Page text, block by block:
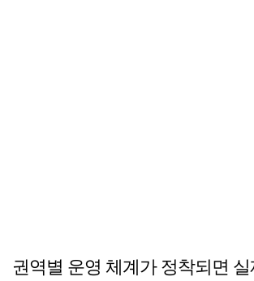
권역별 운영 체계가 정착되면